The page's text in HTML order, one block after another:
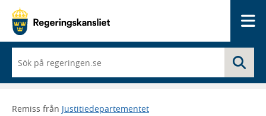
du
börjar
skriva
framträder
Remiss från Justitiedepartementet